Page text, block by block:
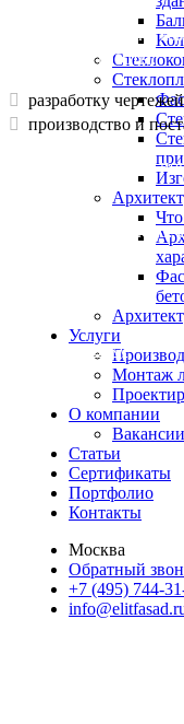
Услуги
Монтаж
О компании
Вакансии
Статьи
Сертификаты
Портфолио
Контакты
Москва
Обратный
+7 (495) 744-
Для объекта группа
следующие работы:
разработку
производство и
Стеклофибробетон:
Архитектурное бюро:
Назад к списку